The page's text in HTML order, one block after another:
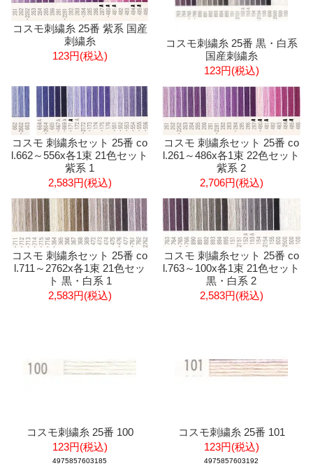
コスモ刺繍糸 25番 紫系 国産
刺繍糸
123円(税込)
コスモ刺繍糸 25番 黒・白系
国産刺繍糸
123円(税込)
コスモ 刺繍糸セット 25番 co
l.662～556x各1束 21色セット
紫系 1
2,583円(税込)
コスモ 刺繍糸セット 25番 co
l.261～486x各1束 22色セット
紫系 2
2,706円(税込)
コスモ 刺繍糸セット 25番 co
l.711～2762x各1束 21色セッ
ト 黒・白系 1
2,583円(税込)
コスモ 刺繍糸セット 25番 co
l.763～100x各1束 21色セット
黒・白系 2
2,583円(税込)
コスモ刺繍糸 25番 100
123円(税込)
4975857603185
コスモ刺繍糸 25番 101
123円(税込)
4975857603192